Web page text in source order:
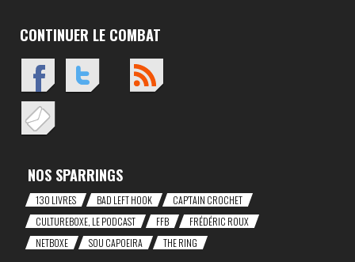
CONTINUER LE COMBAT
NOS SPARRINGS
130 LIVRES BAD LEFT HOOK
CAP'TAIN CROCHET
CULTUREBOXE, LE PODCAST
FFB
FRÉDÉRIC ROUX
NETBOXE
SOU CAPOEIRA THE RING